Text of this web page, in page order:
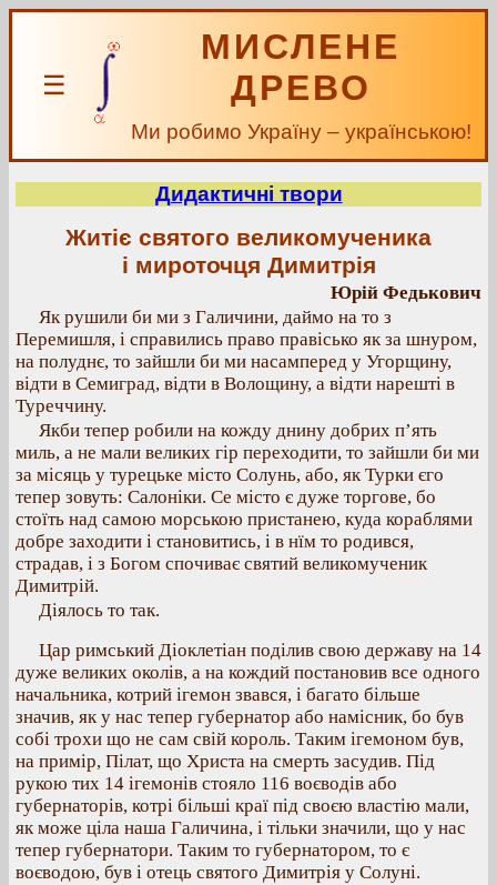
☰
МИСЛЕНЕ
ДРЕВО
Ми робимо Україну – українською!
Дидактичні твори
Житіє святого великомученика
і мироточця Димитрія
Юрій Федькович
Як рушили би ми з Галичини, даймо на то з
Перемишля, і справились право правісько як за шнуром,
на полуднє, то зайшли би ми насамперед у Угорщину,
відти в Семиград, відти в Волощину, а відти нарешті в
Туреччину.
Якби тепер робили на кожду днину добрих п’ять
миль, а не мали великих гір переходити, то зайшли би ми
за місяць у турецьке місто Солунь, або, як Турки єго
тепер зовуть: Салоніки. Се місто є дуже торгове, бо
стоїть над самою морською пристанею, куда кораблями
добре заходити і становитись, і в нїм то родився,
страдав, і з Богом спочиває святий великомученик
Димитрій.
Діялось то так.
Цар римський Діоклетіан поділив свою державу на 14
дуже великих околів, а на кождий постановив все одного
начальника, котрий ігемон звався, і багато більше
значив, як у нас тепер губернатор або намісник, бо був
собі трохи що не сам свій король. Таким ігемоном був,
на примір, Пілат, що Христа на смерть засудив. Під
рукою тих 14 ігемонів стояло 116 воєводів або
губернаторів, котрі більші краї під своєю властію мали,
як може ціла наша Галичина, і тільки значили, що у нас
тепер губернатори. Таким то губернатором, то є
воєводою, був і отець святого Димитрія у Солуні.